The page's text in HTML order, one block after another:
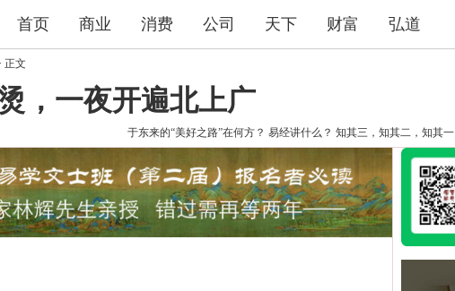
首页 商业 消费 公司 天下 财富 弘道
正文
，一夜开遍北上广
于东来的“美好之路”在何方？ 易经讲什么？ 知其三，知其二，知其一